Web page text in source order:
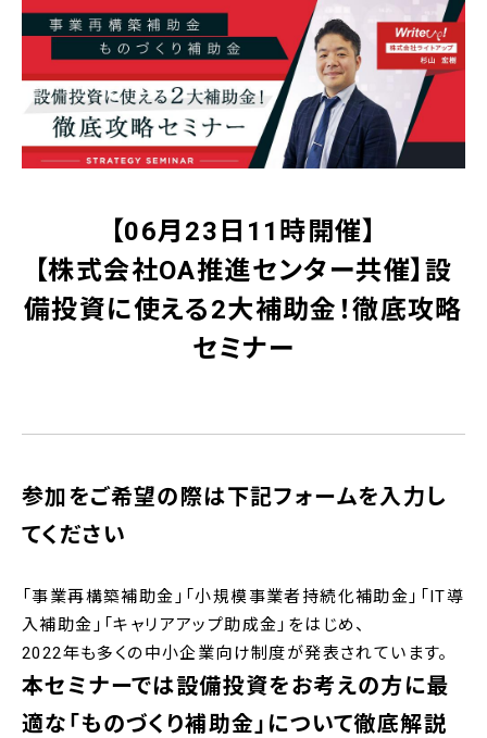
【06月23日11時開催】
【株式会社OA推進センター共催】設
備投資に使える2大補助金！徹底攻略
セミナー
参加をご希望の際は下記フォームを入力し
てください
「事業再構築補助金」「小規模事業者持続化補助金」「IT導
入補助金」「キャリアアップ助成金」をはじめ、
2022年も多くの中小企業向け制度が発表されています。
本セミナーでは設備投資をお考えの方に最
適な「ものづくり補助金」について徹底解説